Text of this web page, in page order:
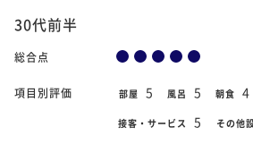
30代前半
総合点
項目別評価 部屋 5 風呂 5 朝食 4
接客・サービス 5 その他